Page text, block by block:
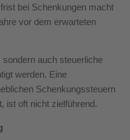
bei Schenkungen macht
vor dem erwarteten
auch steuerliche
werden. Eine
Schenkungssteuern
ist oft nicht zielführend.